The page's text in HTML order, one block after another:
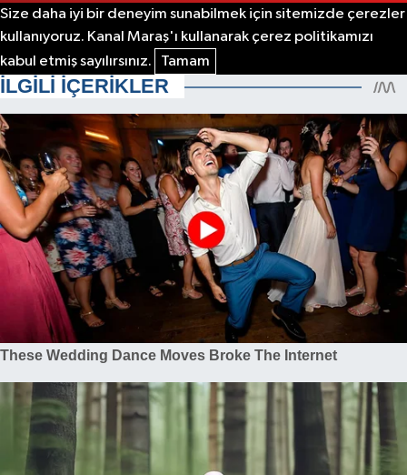
Size daha iyi bir deneyim sunabilmek için sitemizde çerezler
kullanıyoruz. Kanal Maraş'ı kullanarak çerez politikamızı
kabul etmiş sayılırsınız.
Tamam